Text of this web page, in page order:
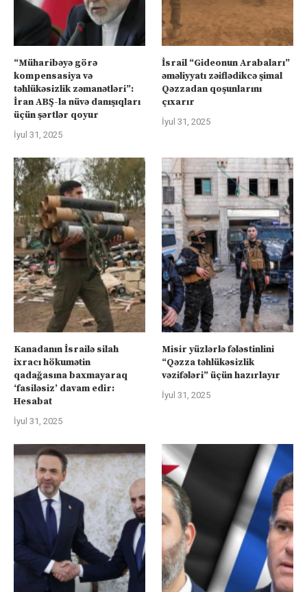
“Müharibəyə görə
kompensasiya və
təhlükəsizlik zəmanətləri”:
İran ABŞ-la nüvə danışıqları
üçün şərtlər qoyur
İyul 31, 2025
İsrail “Gideonun Arabaları”
əməliyyatı zəiflədikcə şimal
Qəzzadan qoşunlarını
çıxarır
İyul 31, 2025
Kanadanın İsrailə silah
ixracı hökumətin
qadağasına baxmayaraq
‘fasiləsiz’ davam edir:
Hesabat
İyul 31, 2025
Misir yüzlərlə fələstinlini
“Qəzza təhlükəsizlik
vəzifələri” üçün hazırlayır
İyul 31, 2025